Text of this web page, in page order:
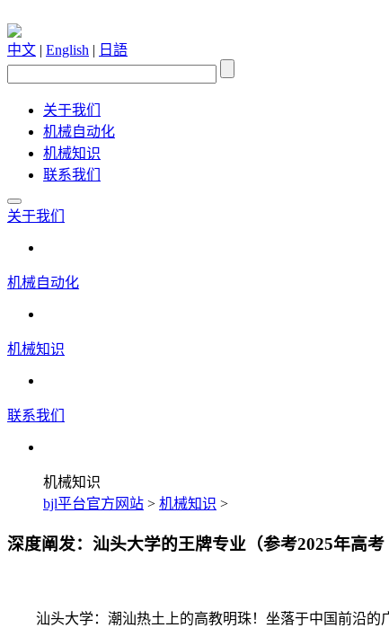
中文 | English | 日語
关于我们
机械自动化
机械知识
联系我们
关于我们
机械自动化
机械知识
联系我们
机械知识
bjl平台官方网站 > 机械知识 >
深度阐发：汕头大学的王牌专业（参考2025年高考
汕头大学：潮汕热土上的高教明珠！坐落于中国前沿的